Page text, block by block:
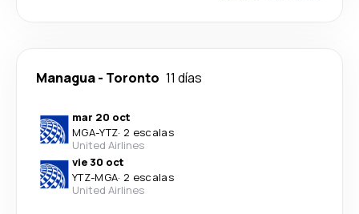
Managua- Toronto 11 días
mar 20 oct
MGA-YTZ· 2 escalas
United Airlines
vie 30 oct
YTZ-MGA· 2 escalas
United Airlines